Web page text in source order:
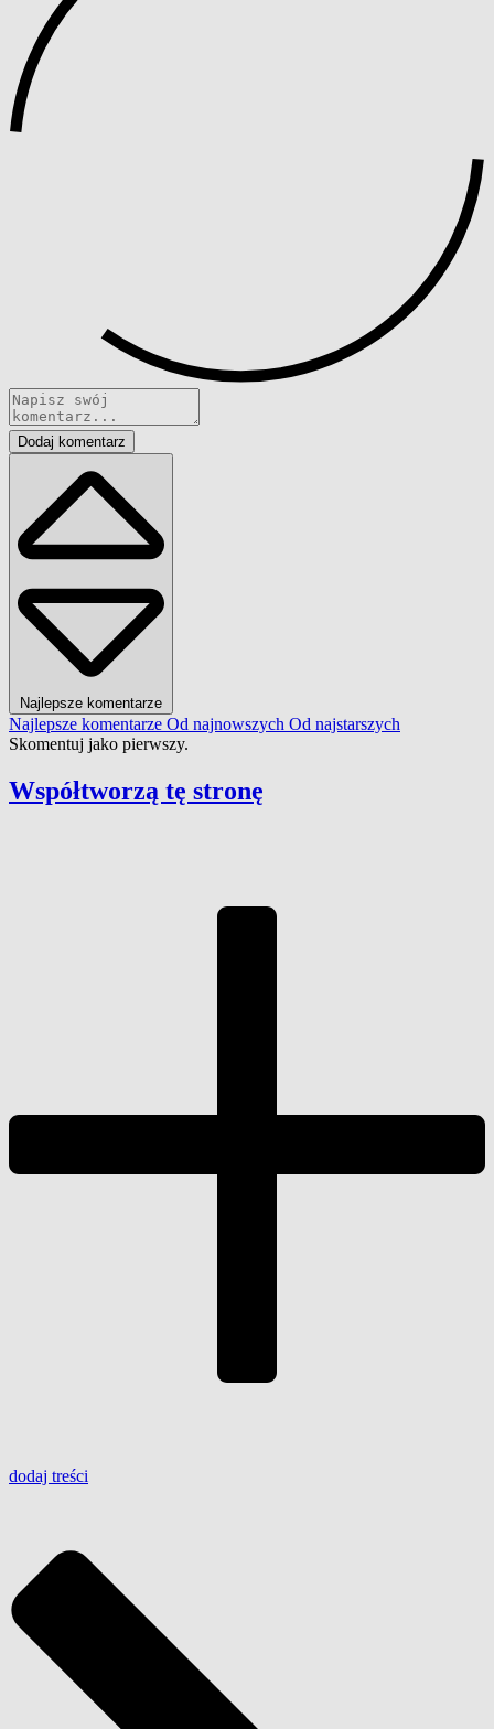
Dodaj komentarz
Najlepsze komentarze
Najlepsze komentarze Od najnowszych Od najstarszych
Skomentuj jako pierwszy.
Współtworzą tę stronę
dodaj treści